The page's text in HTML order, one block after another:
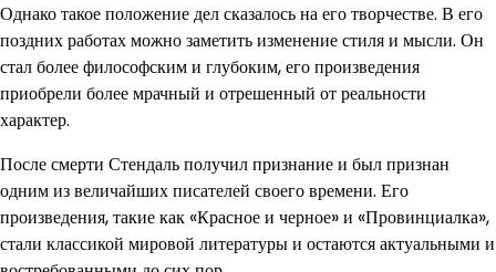
Однако такое положение дел сказалось на его творчестве. В его
поздних работах можно заметить изменение стиля и мысли. Он
стал более философским и глубоким, его произведения
приобрели более мрачный и отрешенный от реальности
характер.
После смерти Стендаль получил признание и был признан
одним из величайших писателей своего времени. Его
произведения, такие как «Красное и черное» и «Провинциалка»,
стали классикой мировой литературы и остаются актуальными и